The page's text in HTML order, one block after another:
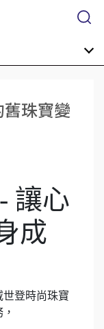
珠寶變
讓心
成
世登時尚珠寶